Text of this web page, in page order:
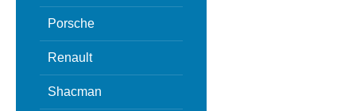
Porsche
Renault
Shacman